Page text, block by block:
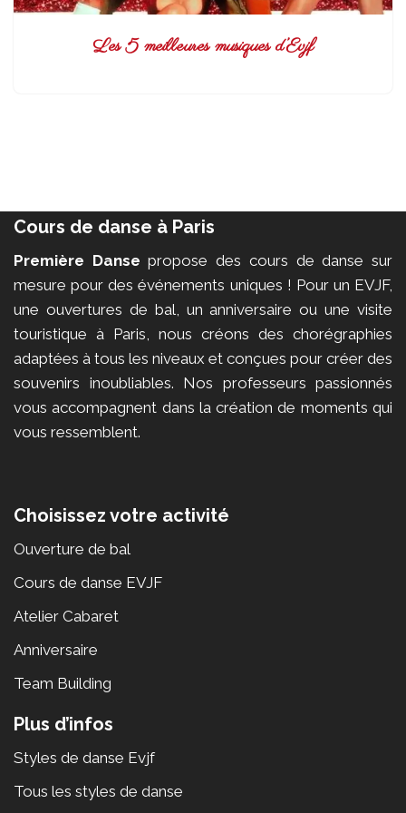
Les 5 meilleures musiques d’Evjf
Cours de danse à Paris
Première Danse propose des cours de danse sur
mesure pour des événements uniques ! Pour un EVJF,
une ouvertures de bal, un anniversaire ou une visite
touristique à Paris, nous créons des chorégraphies
adaptées à tous les niveaux et conçues pour créer des
souvenirs inoubliables. Nos professeurs passionnés
vous accompagnent dans la création de moments qui
vous ressemblent.
Choisissez votre activité
Ouverture de bal
Cours de danse EVJF
Atelier Cabaret
Anniversaire
Team Building
Plus d’infos
Styles de danse Evjf
Tous les styles de danse